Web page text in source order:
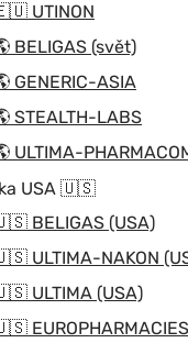
UTINON
BELIGAS (svět)
GENERIC-ASIA
STEALTH-LABS
ULTIMA-
USA 🇺🇸
BELIGAS (USA)
ULTIMA-NAKON
ULTIMA (USA)